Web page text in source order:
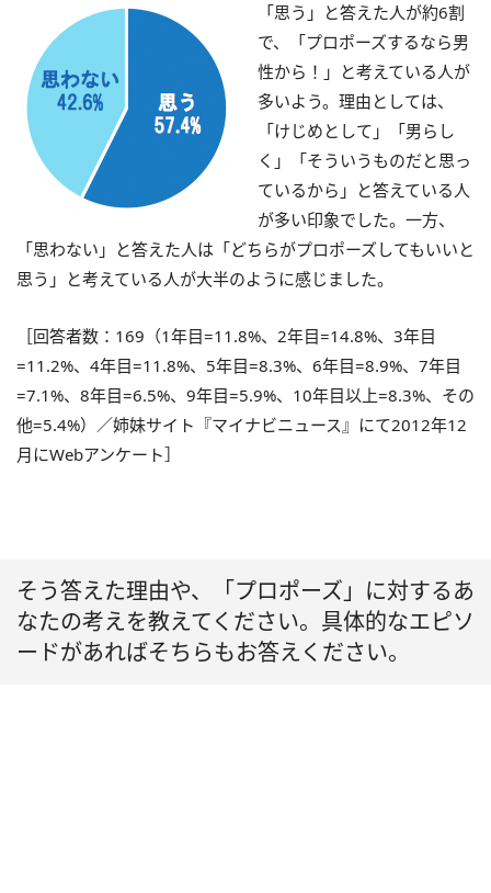
「思う」と答えた人が約6割
で、「プロポーズするなら男
性から！」と考えている人が
多いよう。理由としては、
「けじめとして」「男らし
く」「そういうものだと思っ
ているから」と答えている人
が多い印象でした。一方、
「思わない」と答えた人は「どちらがプロポーズしてもいいと
思う」と考えている人が大半のように感じました。
［回答者数：169（1年目=11.8%、2年目=14.8%、3年目
=11.2%、4年目=11.8%、5年目=8.3%、6年目=8.9%、7年目
=7.1%、8年目=6.5%、9年目=5.9%、10年目以上=8.3%、その
他=5.4%）／姉妹サイト『マイナビニュース』にて2012年12
月にWebアンケート］
そう答えた理由や、「プロポーズ」に対するあ
なたの考えを教えてください。具体的なエピソ
ードがあればそちらもお答えください。